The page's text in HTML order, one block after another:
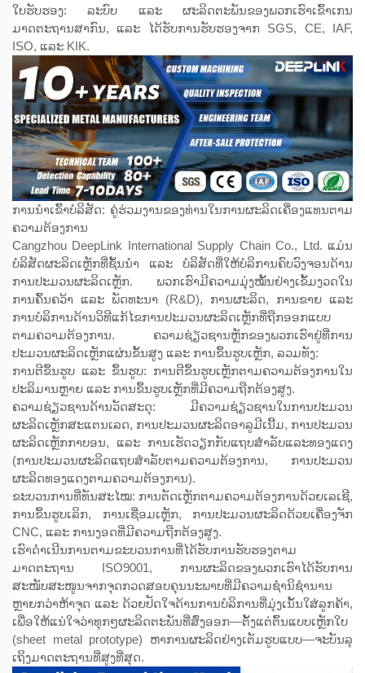
ໃບຮັບຮອງ: ລະບົບ ແລະ ຜະລິດຕະພັນຂອງພວກເຮົາເຂົ້າເກນ
ມາດຕະຖານສາກົນ, ແລະ ໄດ້ຮັບການຮັບຮອງຈາກ SGS, CE, IAF,
ISO, ແລະ KIK.
ການນຳເຂົ້າບໍລິສັດ: ຄູ່ຮ່ວມງານຂອງທ່ານໃນການຜະລິດເຄື່ອງແທນຕາມ
ຄວາມຕ້ອງການ
Cangzhou DeepLink International Supply Chain Co., Ltd. ແມ່ນ
ບໍລິສັດຜະລິດເຫຼັກທີ່ຊັ້ນນຳ ແລະ ບໍລິສັດທີ່ໃຫ້ບໍລິການຄົບວົງຈອນດ້ານ
ການປະມວນຜະລິດເຫຼັກ. ພວກເຮົາມີຄວາມມຸ່ງໝັ້ນຢ່າງເຂັ້ມງວດໃນ
ການຄົ້ນຄວ້າ ແລະ ພັດທະນາ (R&D), ການຜະລິດ, ການຂາຍ ແລະ
ການບໍລິການດ້ານວິທີແກ້ໄຂການປະມວນຜະລິດເຫຼັກທີ່ຖືກອອກແບບ
ຕາມຄວາມຕ້ອງການ. ຄວາມຊ່ຽວຊານຫຼັກຂອງພວກເຮົາຢູ່ທີ່ການ
ປະມວນຜະລິດເຫຼັກແຜ່ນຂັ້ນສູງ ແລະ ການຂຶ້ນຮູບເຫຼັກ, ລວມທັງ:
ການຕີຂຶ້ນຮູບ ແລະ ຂຶ້ນຮູບ: ການຕີຂຶ້ນຮູບເຫຼັກຕາມຄວາມຕ້ອງການໃນ
ປະລິມານຫຼາຍ ແລະ ການຂຶ້ນຮູບເຫຼັກທີ່ມີຄວາມຖືກຕ້ອງສູງ.
ຄວາມຊ່ຽວຊານດ້ານວັດສະດຸ: ມີຄວາມຊ່ຽວຊານໃນການປະມວນ
ຜະລິດເຫຼັກສະແຕນເລດ, ການປະມວນຜະລິດອາລູມີເນີ້ມ, ການປະມວນ
ຜະລິດເຫຼັກກາບອນ, ແລະ ການເຮັດວຽກກັບແຖບສຳລັບແລະທອງແດງ
(ການປະມວນຜະລິດແຖບສຳລັບຕາມຄວາມຕ້ອງການ, ການປະມວນ
ຜະລິດທອງແດງຕາມຄວາມຕ້ອງການ).
ຂະບວນການທີ່ທັນສະໄໝ: ການຕັດເຫຼັກຕາມຄວາມຕ້ອງການດ້ວຍເລເຊີ,
ການຂຶ້ນຮູບເລິກ, ການເຊື່ອມເຫຼັກ, ການປະມວນຜະລິດດ້ວຍເຄື່ອງຈັກ
CNC, ແລະ ການງອດທີ່ມີຄວາມຖືກຕ້ອງສູງ.
ເຮົາດຳເນີນການຕາມຂະບວນການທີ່ໄດ້ຮັບການຮັບຮອງຕາມ
ມາດຕະຖານ ISO9001, ການຜະລິດຂອງພວກເຮົາໄດ້ຮັບການ
ສະໜັບສະໜູນຈາກຈຸດກວດສອບຄຸນນະພາບທີ່ມີຄວາມຊຳນິຊຳນານ
ຫຼາຍກວ່າຫ້າຈຸດ ແລະ ດ້ວຍປັດໃຈດ້ານການບໍລິການທີ່ມຸ່ງເນັ້ນໃສ່ລູກຄ້າ,
ເພື່ອໃຫ້ແນ່ໃຈວ່າທຸກໆຜະລິດຕະພັນທີ່ສົ່ງອອກ—ຕັ້ງແຕ່ຕົ້ນແບບເຫຼັກໃບ
(sheet metal prototype) ຫາການຜະລິດຢ່າງເຕັມຮູບແບບ—ຈະບັນລຸ
ເຖິງມາດຕະຖານທີ່ສູງທີ່ສຸດ.